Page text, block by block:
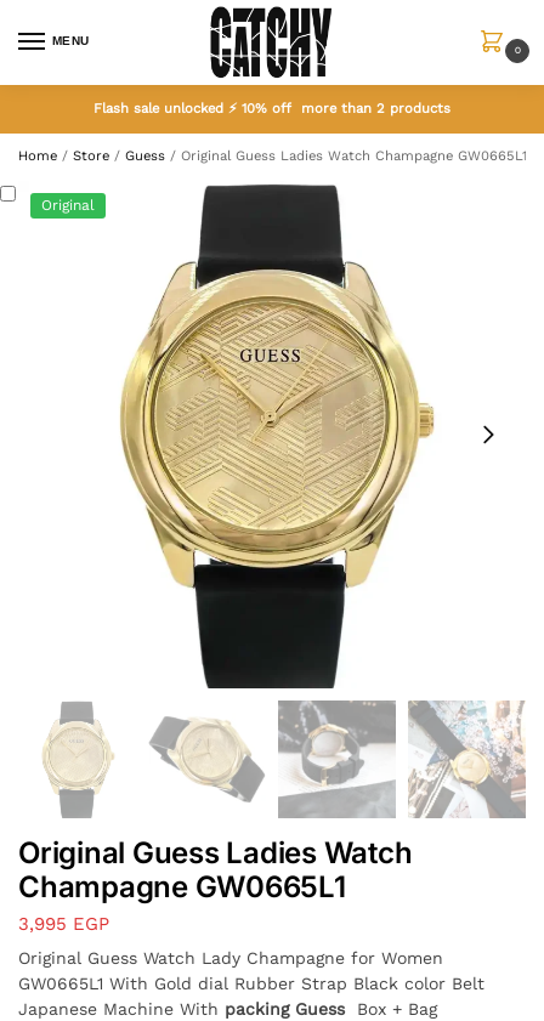
MENU
0
Flash sale unlocked ⚡ 10% off more than 2 products
Home / Store / Guess / Original Guess Ladies Watch Champagne GW0665L1
Original
Original Guess Ladies Watch
Champagne GW0665L1
3,995 EGP
Original Guess Watch Lady Champagne for Women
GW0665L1 With Gold dial Rubber Strap Black color Belt
Japanese Machine With packing Guess Box + Bag